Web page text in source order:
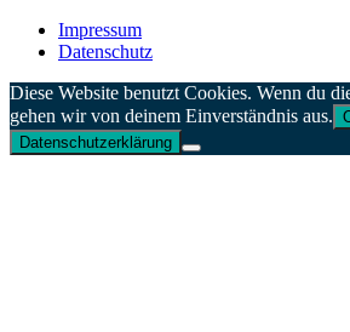
Impressum
Datenschutz
Diese Website benutzt Cookies. Wenn du
gehen wir von deinem Einverständnis aus.
Datenschutzerklärung